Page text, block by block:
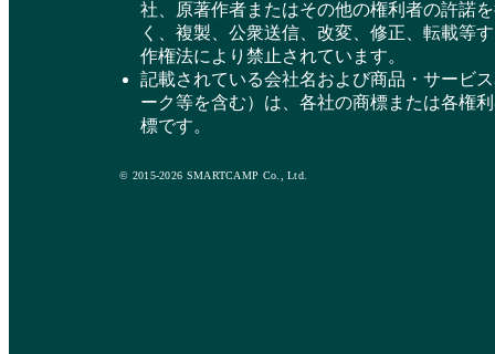
社、原著作者またはその他の権利者の許諾
く、複製、公衆送信、改変、修正、転載等
作権法により禁止されています。
記載されている会社名および商品・サービ
ーク等を含む）は、各社の商標または各権
標です。
© 2015-2026 SMARTCAMP Co., Ltd.